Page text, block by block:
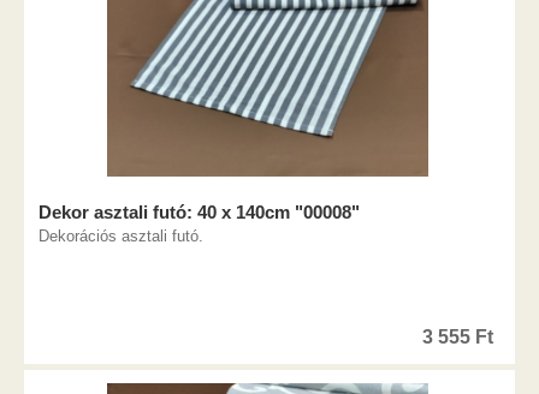
Dekor asztali futó: 40 x 140cm "00008"
Dekorációs asztali futó.
3 555 Ft